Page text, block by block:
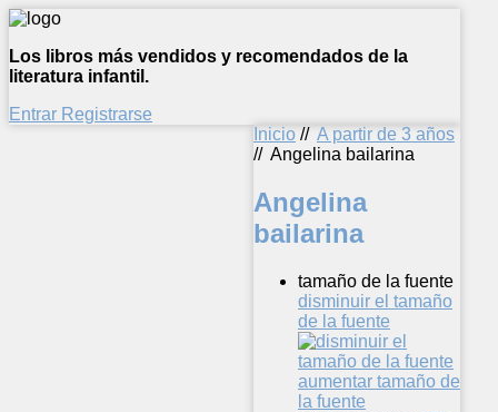
Los libros más vendidos y recomendados de la
literatura infantil.
Entrar Registrarse
Inicio // A partir de 3 años
// Angelina bailarina
Angelina
bailarina
tamaño de la fuente
disminuir el tamaño
de la fuente
aumentar tamaño de
la fuente